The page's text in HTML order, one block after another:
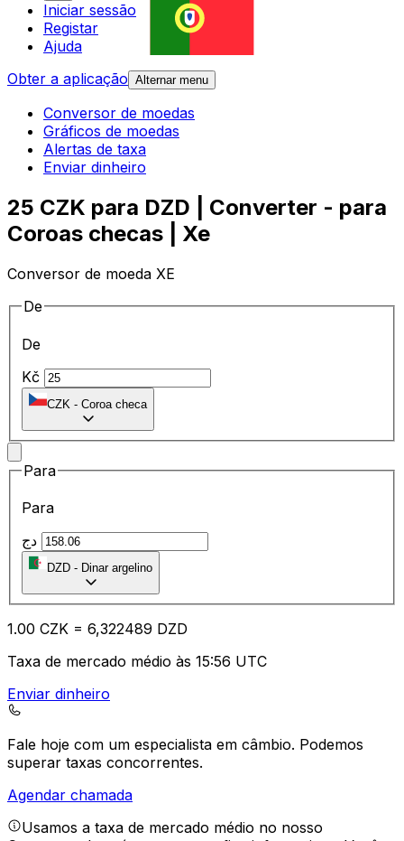
Iniciar sessão
Registar
Ajuda
Obter a aplicação Alternar menu
Conversor de moedas
Gráficos de moedas
Alertas de taxa
Enviar dinheiro
25 CZK para DZD | Converter - para
Coroas checas | Xe
Conversor de moeda XE
De
De
Kč
CZK - Coroa checa
Para
Para
DZD - Dinar argelino
1.00 CZK = 6,322489 DZD
Taxa de mercado médio às 15:56 UTC
Enviar dinheiro
Fale hoje com um especialista em câmbio. Podemos
superar taxas concorrentes.
Agendar chamada
Usamos a taxa de mercado médio no nosso